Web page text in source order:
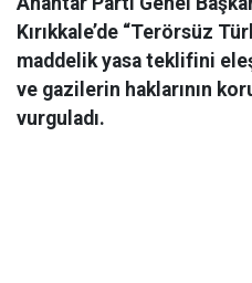
Kırıkkale’de “Terörsüz
maddelik yasa teklifini
ve gazilerin haklarının
vurguladı.